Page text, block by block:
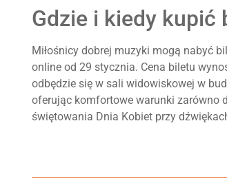
Gdzie i kiedy kupić
Miłośnicy dobrej muzyki mogą nabyć
online od 29 stycznia. Cena biletu
odbędzie się w sali widowiskowej w
oferując komfortowe warunki zarówno
świętowania Dnia Kobiet przy